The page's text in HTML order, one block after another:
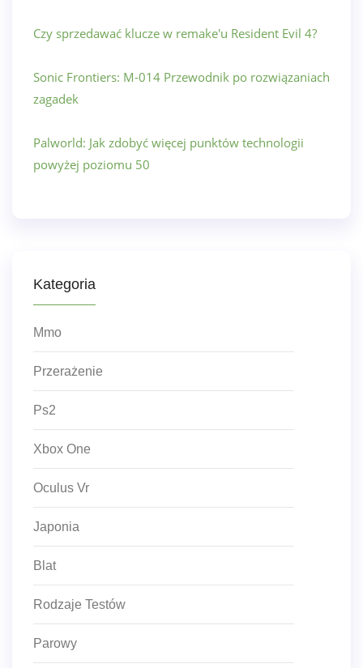
Czy sprzedawać klucze w remake'u Resident Evil 4?
Sonic Frontiers: M-014 Przewodnik po rozwiązaniach
zagadek
Palworld: Jak zdobyć więcej punktów technologii
powyżej poziomu 50
Kategoria
Mmo
Przerażenie
Ps2
Xbox One
Oculus Vr
Japonia
Blat
Rodzaje Testów
Parowy